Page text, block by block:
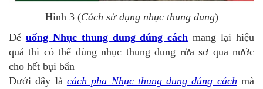
Hình 3 (Cách sử dụng nhục thung dung)
Để uống Nhục thung dung đúng cách mang lại hiệu
quả thì có thể dùng nhục thung dung rửa sơ qua nước
cho hết bụi bẩn
Dưới đây là cách pha Nhục thung dung đúng cách mà